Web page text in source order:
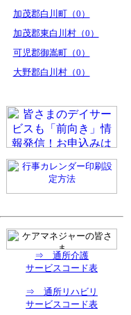
加茂郡白川町（0）
加茂郡東白川村（0）
可児郡御嵩町（0）
大野郡白川村（0）
⇒ 通所介護
サービスコード表
⇒ 通所リハビリ
サービスコード表